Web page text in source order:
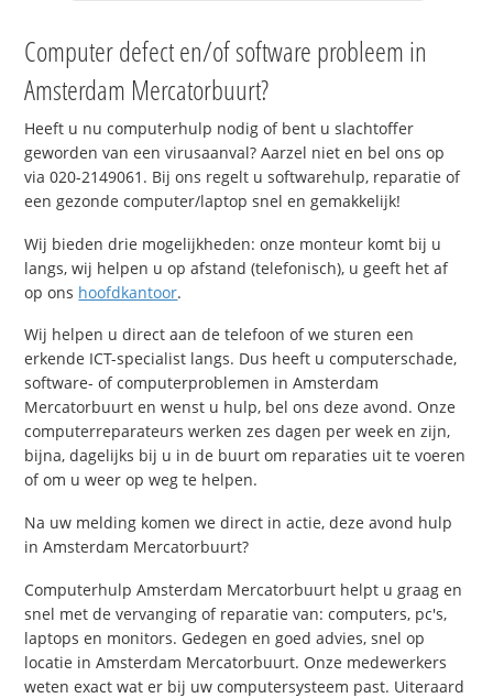
Computer defect en/of software probleem in
Amsterdam Mercatorbuurt?
Heeft u nu computerhulp nodig of bent u slachtoffer
geworden van een virusaanval? Aarzel niet en bel ons op
via 020-2149061. Bij ons regelt u softwarehulp, reparatie of
een gezonde computer/laptop snel en gemakkelijk!
Wij bieden drie mogelijkheden: onze monteur komt bij u
langs, wij helpen u op afstand (telefonisch), u geeft het af
op ons hoofdkantoor.
Wij helpen u direct aan de telefoon of we sturen een
erkende ICT-specialist langs. Dus heeft u computerschade,
software- of computerproblemen in Amsterdam
Mercatorbuurt en wenst u hulp, bel ons deze avond. Onze
computerreparateurs werken zes dagen per week en zijn,
bijna, dagelijks bij u in de buurt om reparaties uit te voeren
of om u weer op weg te helpen.
Na uw melding komen we direct in actie, deze avond hulp
in Amsterdam Mercatorbuurt?
Computerhulp Amsterdam Mercatorbuurt helpt u graag en
snel met de vervanging of reparatie van: computers, pc's,
laptops en monitors. Gedegen en goed advies, snel op
locatie in Amsterdam Mercatorbuurt. Onze medewerkers
weten exact wat er bij uw computersysteem past. Uiteraard